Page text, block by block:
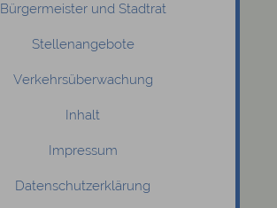
Bürgermeister und Stadtrat
Stellenangebote
Verkehrsüberwachung
Inhalt
Impressum
Datenschutzerklärung